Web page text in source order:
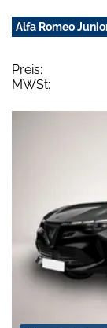
Alfa Romeo
Preis:
MWSt: